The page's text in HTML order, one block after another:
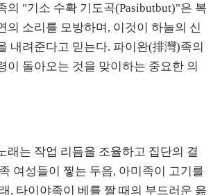
의 "기소 수확 기도곡(Pasibutbut)"은 복
의 소리를 모방하며, 이것이 하늘의 신
내려준다고 믿는다. 파이완(排灣)족의
이 돌아오는 것을 맞이하는 중요한 의
래는 작업 리듬을 조율하고 집단의 결
여성들이 찧는 두음, 아미족이 고기를
, 타이야족이 베를 짤 때의 부드러운 읊